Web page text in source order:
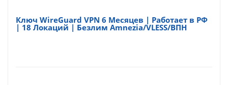
Ключ WireGuard VPN 6 Месяцев | Работает в РФ
| 18 Локаций | Безлим Amnezia/VLESS/ВПН